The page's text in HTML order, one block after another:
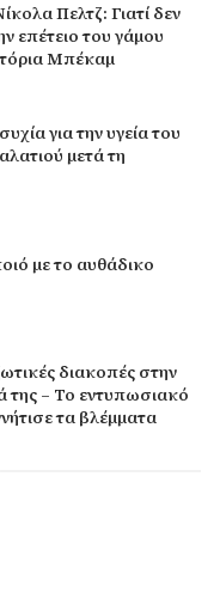
Πελτζ: Γιατί δεν
επέτειο του γάμου
Μπέκαμ
για την υγεία του
μετά τη
με το αυθάδικο
διακοπές στην
της – Το εντυπωσιακό
τα βλέμματα